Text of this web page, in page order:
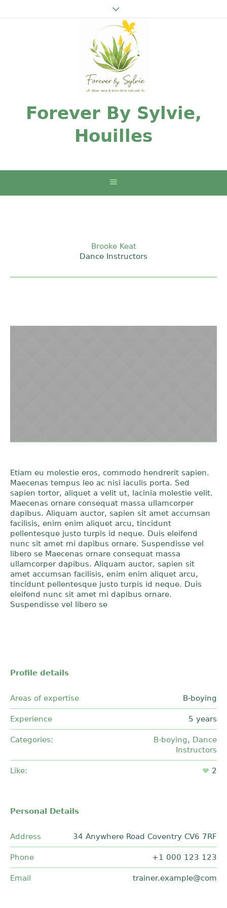
Forever By Sylvie,
Houilles
Brooke Keat
Dance Instructors
Etiam eu molestie eros, commodo hendrerit sapien.
Maecenas tempus leo ac nisi iaculis porta. Sed
sapien tortor, aliquet a velit ut, lacinia molestie velit.
Maecenas ornare consequat massa ullamcorper
dapibus. Aliquam auctor, sapien sit amet accumsan
facilisis, enim enim aliquet arcu, tincidunt
pellentesque justo turpis id neque. Duis eleifend
nunc sit amet mi dapibus ornare. Suspendisse vel
libero se Maecenas ornare consequat massa
ullamcorper dapibus. Aliquam auctor, sapien sit
amet accumsan facilisis, enim enim aliquet arcu,
tincidunt pellentesque justo turpis id neque. Duis
eleifend nunc sit amet mi dapibus ornare.
Suspendisse vel libero se
Profile details
Areas of expertise B-boying
Experience 5 years
Categories: B-boying, Dance
Instructors
Like: 2
Personal Details
Address 34 Anywhere Road Coventry CV6 7RF
Phone +1 000 123 123
Email trainer.example@com